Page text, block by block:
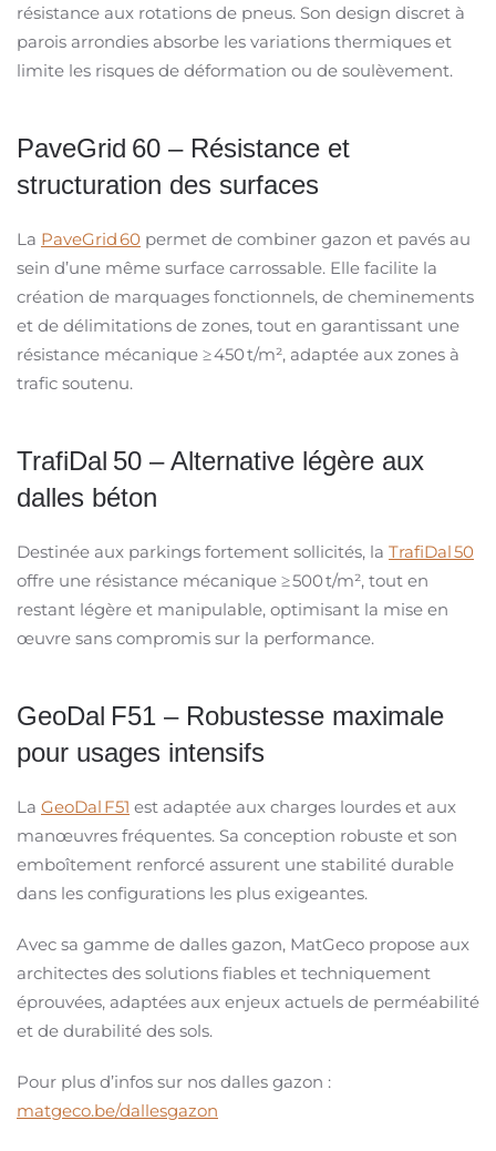
résistance aux rotations de pneus. Son design discret à
parois arrondies absorbe les variations thermiques et
limite les risques de déformation ou de soulèvement.
PaveGrid 60 – Résistance et
structuration des surfaces
La PaveGrid 60 permet de combiner gazon et pavés au
sein d’une même surface carrossable. Elle facilite la
création de marquages fonctionnels, de cheminements
et de délimitations de zones, tout en garantissant une
résistance mécanique ≥450t/m², adaptée aux zones à
trafic soutenu.
TrafiDal 50 –Alternative légère aux
dalles béton
Destinée aux parkings fortement sollicités, la TrafiDal 50
offre une résistance mécanique ≥ 500 t/m², tout en
restant légère et manipulable, optimisant la mise en
œuvre sans compromis sur la performance.
GeoDal F51 –Robustesse maximale
pour usages intensifs
La GeoDal F51 est adaptée aux charges lourdes et aux
manœuvres fréquentes. Sa conception robuste et son
emboîtement renforcé assurent une stabilité durable
dans les configurations les plus exigeantes.
Avec sa gamme de dalles gazon, MatGeco propose aux
architectes des solutions fiables et techniquement
éprouvées, adaptées aux enjeux actuels de perméabilité
et de durabilité des sols.
Pour plus d’infos sur nos dalles gazon :
matgeco.be/dallesgazon